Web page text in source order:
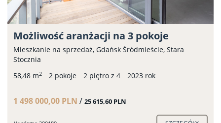
Możliwość aranżacji na 3 pokoje
Mieszkanie na sprzedaż, Gdańsk Śródmieście, Stara
Stocznia
58,48 m2 2 pokoje 2 piętro z 4 2023 rok
1 498 000,00 PLN / 25 615,60 PLN